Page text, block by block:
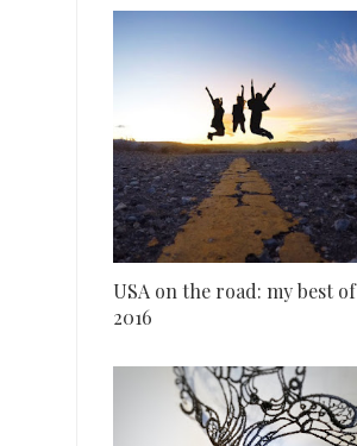
USA on the road: my best of
2016